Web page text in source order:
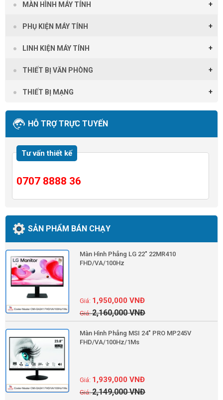
MÀN HÌNH MÁY TÍNH
PHỤ KIỆN MÁY TÍNH
LINH KIỆN MÁY TÍNH
THIẾT BỊ VĂN PHÒNG
THIẾT BỊ MẠNG
HỖ TRỢ TRỰC TUYẾN
Tư vấn thiết kế
0707 8888 36
SẢN PHẨM BÁN CHẠY
Màn Hình Phẳng LG 22" 22MR410
FHD/VA/100Hz
2,160,000VNĐ
1,950,000VNĐ
Màn Hình Phẳng MSI 24" PRO MP245V
FHD/VA/100Hz/1Ms
2,149,000VNĐ
1,939,000VNĐ